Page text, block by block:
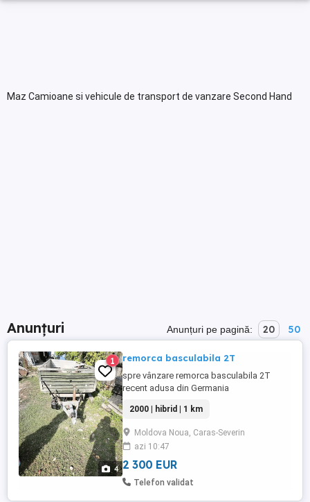
Maz Camioane si vehicule de transport de vanzare Second Hand
Anunțuri Anunțuri pe pagină: 20 50
4
1 remorca basculabila 2T
spre vânzare remorca basculabila 2T
recent adusa din Germania
2000 | hibrid | 1 km
Moldova Noua, Caras-Severin
azi 10:47
2 300 EUR
Telefon validat